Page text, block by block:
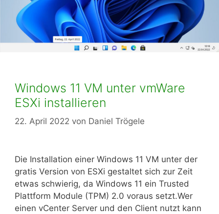
Windows 11 VM unter vmWare
ESXi installieren
22. April 2022 von Daniel Trögele
Die Installation einer Windows 11 VM unter der
gratis Version von ESXi gestaltet sich zur Zeit
etwas schwierig, da Windows 11 ein Trusted
Plattform Module (TPM) 2.0 voraus setzt.Wer
einen vCenter Server und den Client nutzt kann